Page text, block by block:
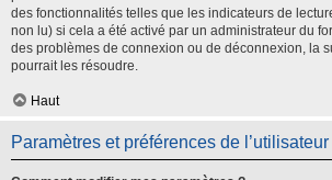
des fonctionnalités telles que les indicateurs de
non lu) si cela a été activé par un administrateur du
des problèmes de connexion ou de déconnexion, la
pourrait les résoudre.
Haut
Paramètres et préférences de l’utilisateur